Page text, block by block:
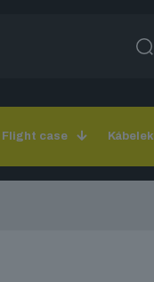
Flight case Kábelek